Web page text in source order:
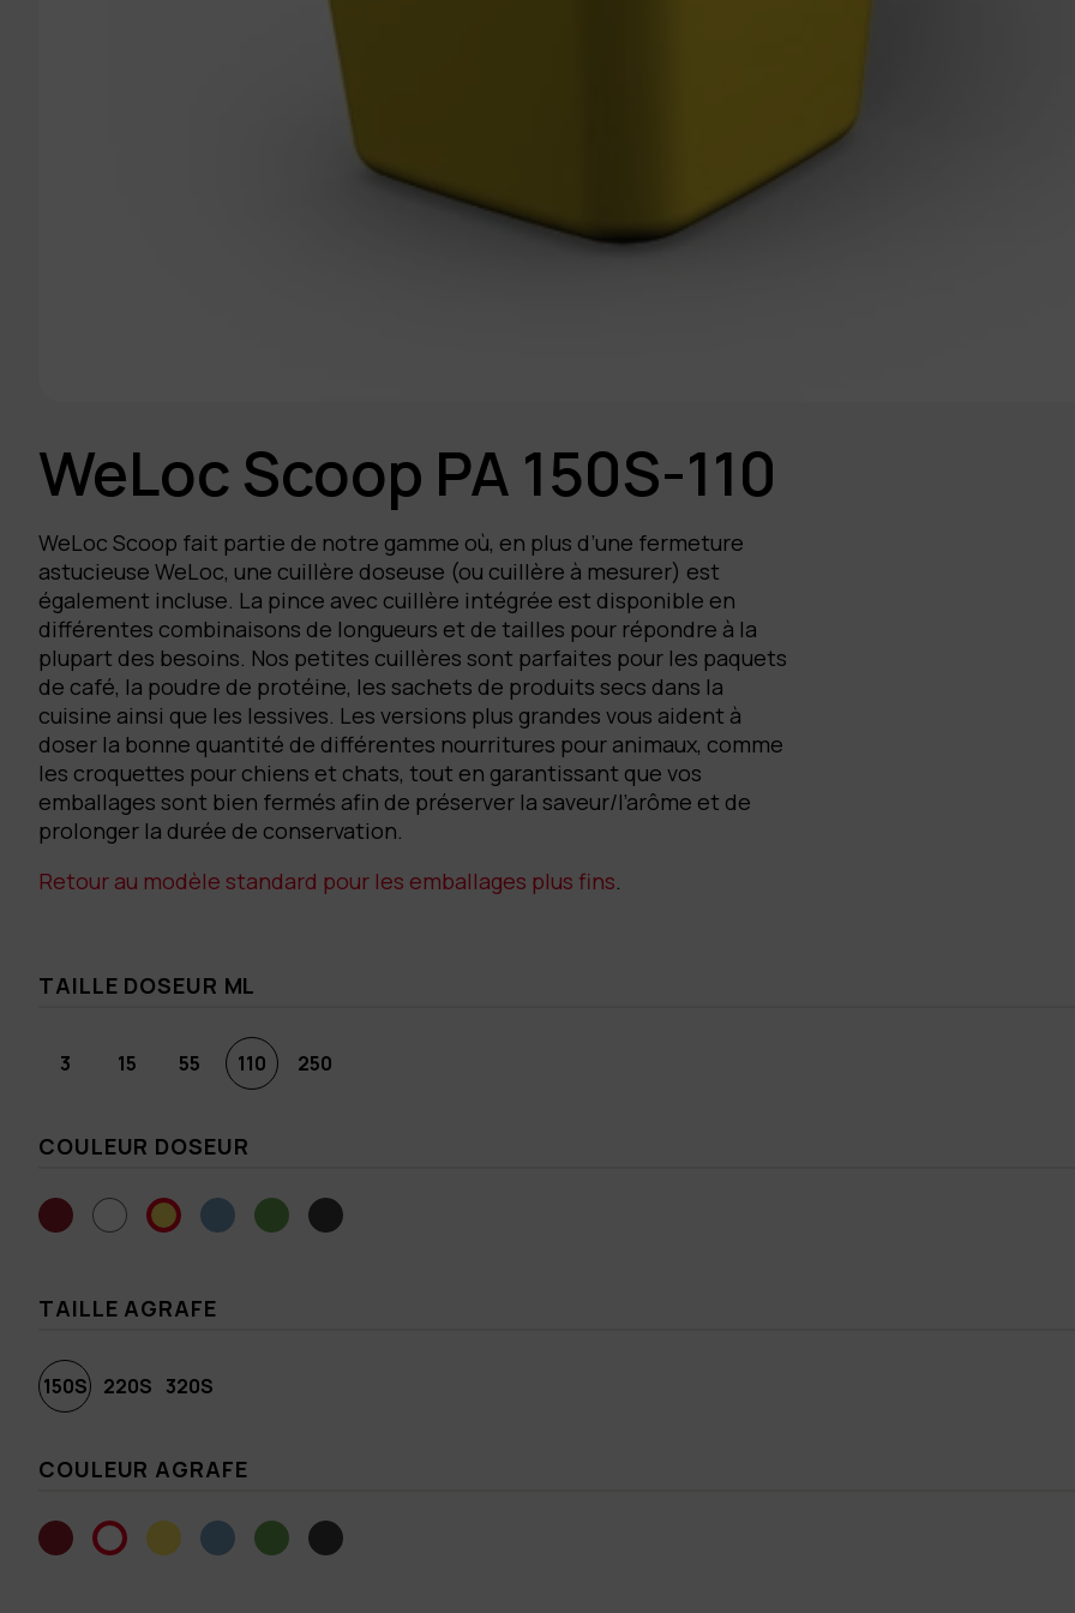
WeLoc Scoop PA 150S-110
WeLoc Scoop fait partie de notre gamme où, en plus d’une fermeture
astucieuse WeLoc, une cuillère doseuse (ou cuillère à mesurer) est
également incluse. La pince avec cuillère intégrée est disponible en
différentes combinaisons de longueurs et de tailles pour répondre à la
plupart des besoins. Nos petites cuillères sont parfaites pour les paquets
de café, la poudre de protéine, les sachets de produits secs dans la
cuisine ainsi que les lessives. Les versions plus grandes vous aident à
doser la bonne quantité de différentes nourritures pour animaux, comme
les croquettes pour chiens et chats, tout en garantissant que vos
emballages sont bien fermés afin de préserver la saveur/l’arôme et de
prolonger la durée de conservation.
Retour au modèle standard pour les emballages plus fins.
TAILLE DOSEUR ML
3 15 55 110 250
COULEUR DOSEUR
TAILLE AGRAFE
150S 220S 320S
COULEUR AGRAFE